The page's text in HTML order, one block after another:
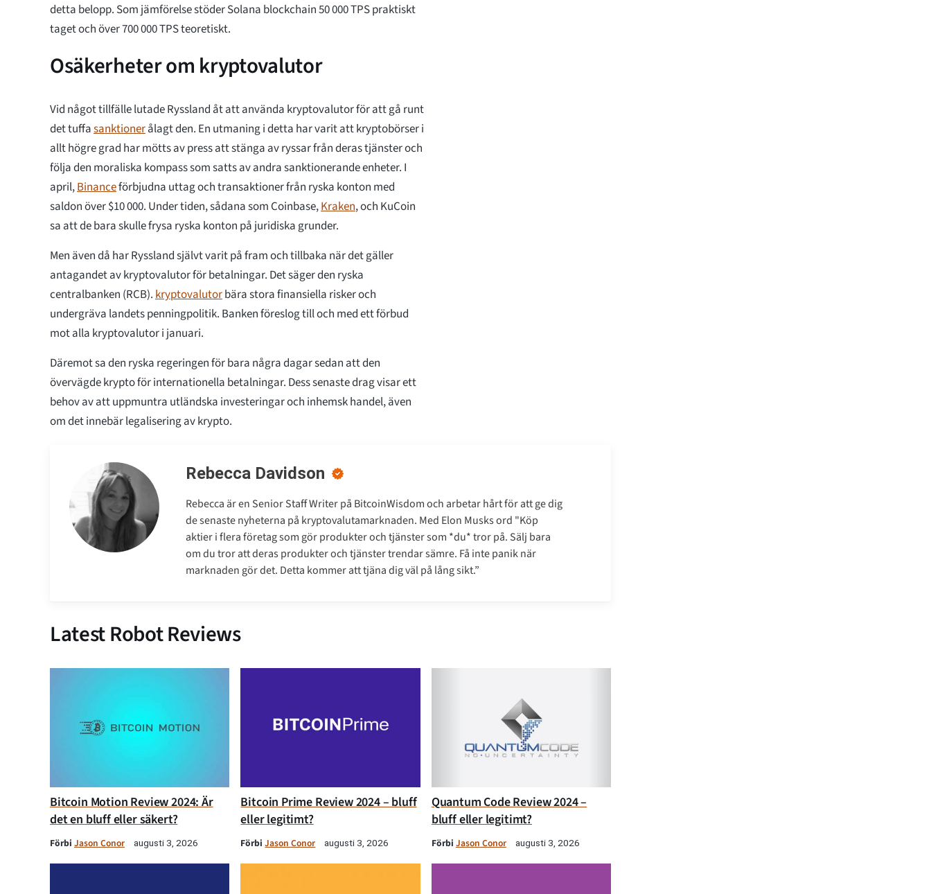
detta belopp. Som jämförelse stöder Solana blockchain 50 000 TPS praktiskt
taget och över 700 000 TPS teoretiskt.
Osäkerheter om kryptovalutor
Vid något tillfälle lutade Ryssland åt att använda kryptovalutor för att gå runt
det tuffasanktionerålagt den. En utmaning i detta har varit att kryptobörser i
allt högre grad har mötts av press att stänga av ryssar från deras tjänster och
följa den moraliska kompass som satts av andra sanktionerande enheter. I
april,Binanceförbjudna uttag och transaktioner från ryska konton med
saldon över $10 000. Under tiden, sådana som Coinbase,Kraken, och KuCoin
sa att de bara skulle frysa ryska konton på juridiska grunder.
Men även då har Ryssland självt varit på fram och tillbaka när det gäller
antagandet av kryptovalutor för betalningar. Det säger den ryska
centralbanken (RCB).kryptovalutorbära stora finansiella risker och
undergräva landets penningpolitik. Banken föreslog till och med ett förbud
mot alla kryptovalutor i januari.
Däremot sa den ryska regeringen för bara några dagar sedan att den
övervägde krypto för internationella betalningar. Dess senaste drag visar ett
behov av att uppmuntra utländska investeringar och inhemsk handel, även
om det innebär legalisering av krypto.
Rebecca Davidson
Rebecca är en Senior Staff Writer på BitcoinWisdom och arbetar hårt för att ge dig
de senaste nyheterna på kryptovalutamarknaden. Med Elon Musks ord "Köp
aktier i flera företag som gör produkter och tjänster som *du* tror på. Sälj bara
om du tror att deras produkter och tjänster trendar sämre. Få inte panik när
marknaden gör det. Detta kommer att tjäna dig väl på lång sikt.”
Latest Robot Reviews
Bitcoin Motion Review 2024: Är
det en bluff eller säkert?
Förbi Jason Conor augusti 3, 2026
Bitcoin Prime Review 2024 – bluff
eller legitimt?
FörbiJason Conor augusti 3, 2026
Quantum Code Review 2024 –
bluff eller legitimt?
Förbi Jason Conor augusti 3, 2026